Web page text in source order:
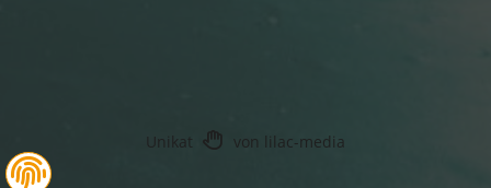
Unikat von lilac-media